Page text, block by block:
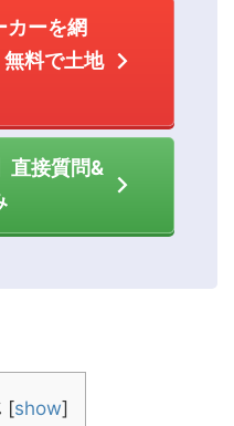
カーを網
料で土地
直接質問&
[show]